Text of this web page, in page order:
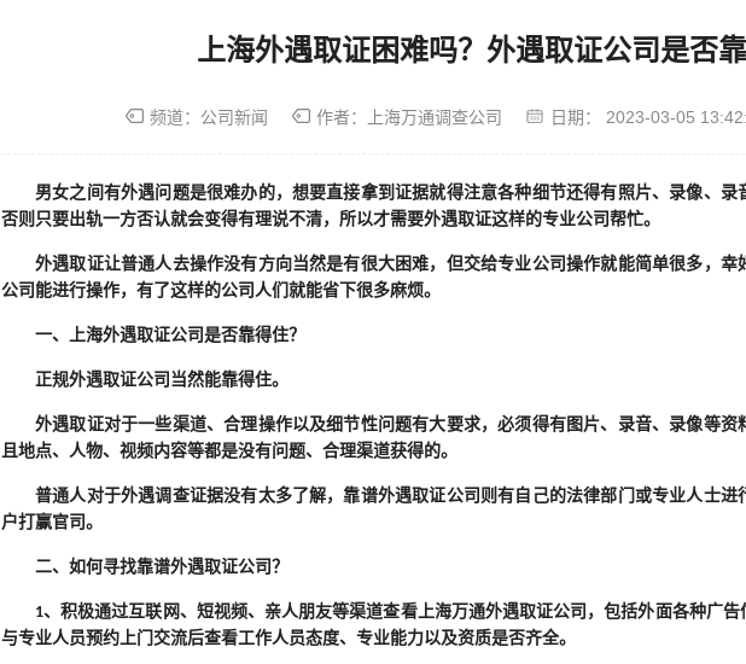
上海外遇取证困难吗？外遇取证公司是否靠
频道： 公司新闻 作者： 上海万通调查公司 日期： 2023-03-05
男女之间有外遇问题是很难办的，想要直接拿到证据就得注意各种细节还得有照片、录像、录
否则只要出轨一方否认就会变得有理说不清，所以才需要外遇取证这样的专业公司帮忙。
外遇取证让普通人去操作没有方向当然是有很大困难，但交给专业公司操作就能简单很多，
公司能进行操作，有了这样的公司人们就能省下很多麻烦。
一、上海外遇取证公司是否靠得住？
正规外遇取证公司当然能靠得住。
外遇取证对于一些渠道、合理操作以及细节性问题有大要求，必须得有图片、录音、录像等
且地点、人物、视频内容等都是没有问题、合理渠道获得的。
普通人对于外遇调查证据没有太多了解，靠谱外遇取证公司则有自己的法律部门或专业人士
户打赢官司。
二、如何寻找靠谱外遇取证公司？
1、积极通过互联网、短视频、亲人朋友等渠道查看上海万通外遇取证公司，包括外面各种广告
与专业人员预约上门交流后查看工作人员态度、专业能力以及资质是否齐全。